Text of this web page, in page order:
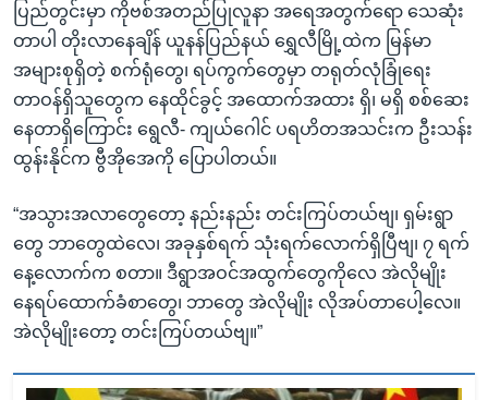
ပြည်တွင်းမှာ ကိုဗစ်အတည်ပြုလူနာ အရေအတွက်ရော သေဆုံး
တာပါ တိုးလာနေချိန် ယူနန်ပြည်နယ် ရွှေလီမြို့ထဲက မြန်မာ
အများစုရှိတဲ့ စက်ရုံတွေ၊ ရပ်ကွက်တွေမှာ တရုတ်လုံခြုံရေး
တာဝန်ရှိသူတွေက နေထိုင်ခွင့် အထောက်အထား ရှိ၊ မရှိ စစ်ဆေး
နေတာရှိကြောင်း ရွေလီ- ကျယ်ဂေါင် ပရဟိတအသင်းက ဦးသန်း
ထွန်းနိုင်က ဗွီအိုအေကို ပြောပါတယ်။
“အသွားအလာတွေတော့ နည်းနည်း တင်းကြပ်တယ်ဗျ၊ ရှမ်းရွာ
တွေ ဘာတွေထဲလေ၊ အခုနှစ်ရက် သုံးရက်လောက်ရှိပြီဗျ၊ ၇ ရက်
နေ့လောက်က စတာ။ ဒီရွာအဝင်အထွက်တွေကိုလေ အဲလိုမျိုး
နေရပ်ထောက်ခံစာတွေ၊ ဘာတွေ အဲလိုမျိုး လိုအပ်တာပေါ့လေ။
အဲလိုမျိုးတော့ တင်းကြပ်တယ်ဗျ။”